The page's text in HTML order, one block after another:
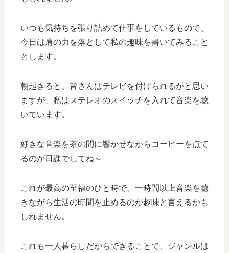
いつも気持ちを張り詰めて仕事をしているもので、
今日は肩の力を落として私の趣味を書いてみること
とします。
朝起きると、皆さんはテレビを付けられるかと思い
ますが、私はステレオのスイッチを入れて音楽を聴
いています。
好きな音楽を茶の間に響かせながらコーヒーを点て
るのが日課でしてね～
これが最高の至福のひと時で、一時間以上音楽を聴
きながら生活の時間を止めるのが趣味と言えるかも
しれません。
これも一人暮らしだからできることで、ジャンルは